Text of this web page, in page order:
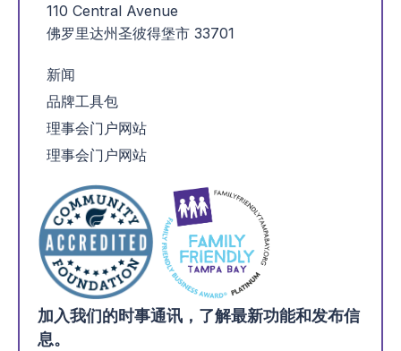
110 Central Avenue
佛罗里达州圣彼得堡市 33701
新闻
品牌工具包
理事会门户网站
理事会门户网站
加入我们的时事通讯，了解最新功能和发布信
息。